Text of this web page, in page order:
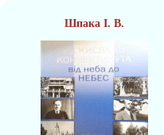
Шпака І. В.